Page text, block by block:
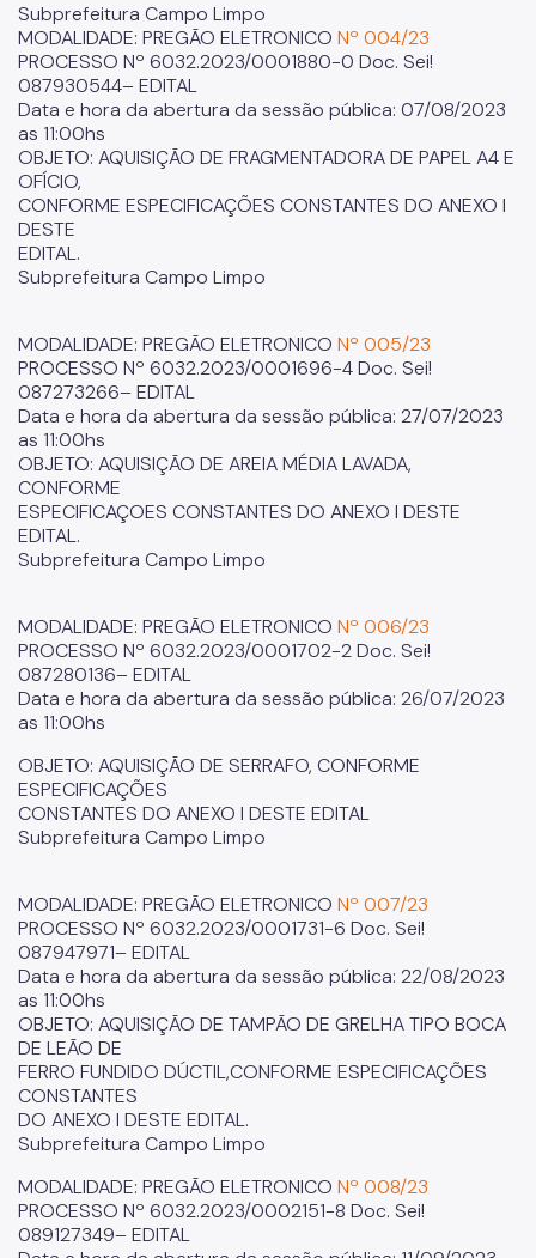
Subprefeitura Campo Limpo
MODALIDADE: PREGÃO ELETRONICO Nº 004/23
PROCESSO Nº 6032.2023/0001880-0 Doc. Sei!
087930544– EDITAL
Data e hora da abertura da sessão pública: 07/08/2023
as 11:00hs
OBJETO: AQUISIÇÃO DE FRAGMENTADORA DE PAPEL A4 E
OFÍCIO,
CONFORME ESPECIFICAÇÕES CONSTANTES DO ANEXO I
DESTE
EDITAL.
Subprefeitura Campo Limpo
MODALIDADE: PREGÃO ELETRONICO Nº 005/23
PROCESSO Nº 6032.2023/0001696-4 Doc. Sei!
087273266– EDITAL
Data e hora da abertura da sessão pública: 27/07/2023
as 11:00hs
OBJETO: AQUISIÇÃO DE AREIA MÉDIA LAVADA,
CONFORME
ESPECIFICAÇOES CONSTANTES DO ANEXO I DESTE
EDITAL.
Subprefeitura Campo Limpo
MODALIDADE: PREGÃO ELETRONICO Nº 006/23
PROCESSO Nº 6032.2023/0001702-2 Doc. Sei!
087280136– EDITAL
Data e hora da abertura da sessão pública: 26/07/2023
as 11:00hs
OBJETO: AQUISIÇÃO DE SERRAFO, CONFORME
ESPECIFICAÇÕES
CONSTANTES DO ANEXO I DESTE EDITAL
Subprefeitura Campo Limpo
MODALIDADE: PREGÃO ELETRONICO Nº 007/23
PROCESSO Nº 6032.2023/0001731-6 Doc. Sei!
087947971– EDITAL
Data e hora da abertura da sessão pública: 22/08/2023
as 11:00hs
OBJETO: AQUISIÇÃO DE TAMPÃO DE GRELHA TIPO BOCA
DE LEÃO DE
FERRO FUNDIDO DÚCTIL,CONFORME ESPECIFICAÇÕES
CONSTANTES
DO ANEXO I DESTE EDITAL.
Subprefeitura Campo Limpo
MODALIDADE: PREGÃO ELETRONICO Nº 008/23
PROCESSO Nº 6032.2023/0002151-8 Doc. Sei!
089127349– EDITAL